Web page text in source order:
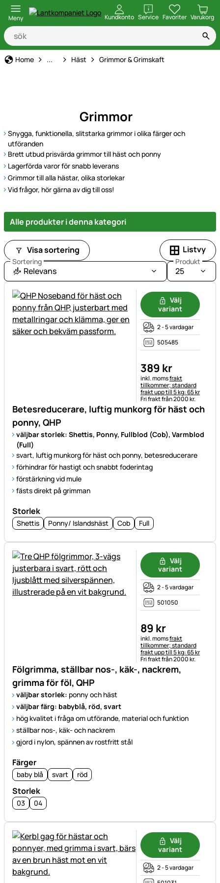
Meny Kundkonto ServiceöppnaFavoriter Varukorg
Home Djurart
... Häst Grimmor & Grimskaft
Grimmor
Snygga, funktionella, slitstarka grimmor i olika färger och
utföranden
Brett utbud prisvärda grimmor till häst och ponny
Lagerförda varor för snabb leverans
Grimmor till alla hästar, olika storlekar
Vid frågor, hör gärna av dig till oss!
Alle produkter i denna kategori
Visa sortering Listvy
Sortering
Relevans
Produkt
25
Betesreducerare, luftig munkorg för häst och
ponny, QHP
väljbar storlek: Shettis, Ponny, Fullblod (Cob), Varmblod
(Full)
svart, luftig munkorg för häst och ponny, betesreducerare
förhindrar för hastigt och snabbt foderintag
förstärkning vid mule
fästs direkt på grimman
Storlek
Shettis Ponny/ Islandshäst Cob Full
Välj
variant
2 - 5 vardagar
505485
389 kr
Skatteinformation:
inkl. momsfrakt
tillkommer; standard
frakt upp till 5 kg: 65 kr
Fri frakt från 2000 kr.
Fölgrimma, ställbar nos-, käk-, nackrem,
grimma för föl, QHP
väljbar storlek: ponny och häst
väljbar färg: babyblå, röd, svart
hög kvalitet i fråga om utförande, material och funktion
ställbar nos-, käk- och nackrem
gjord i nylon, spännen av rostfritt stål
Färger
baby blå svart röd
Storlek
03 04
Välj
variant
2 - 5 vardagar
501050
89 kr
Skatteinformation:
inkl. momsfrakt
tillkommer; standard
frakt upp till 5 kg: 65 kr
Fri frakt från 2000 kr.
Välj
variant
2 - 5 vardagar